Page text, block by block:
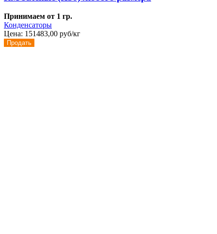
Принимаем от 1 гр.
Конденсаторы
Цена: 151483,00 руб/кг
Продать